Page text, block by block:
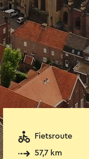
Fietsroute
57,7 km